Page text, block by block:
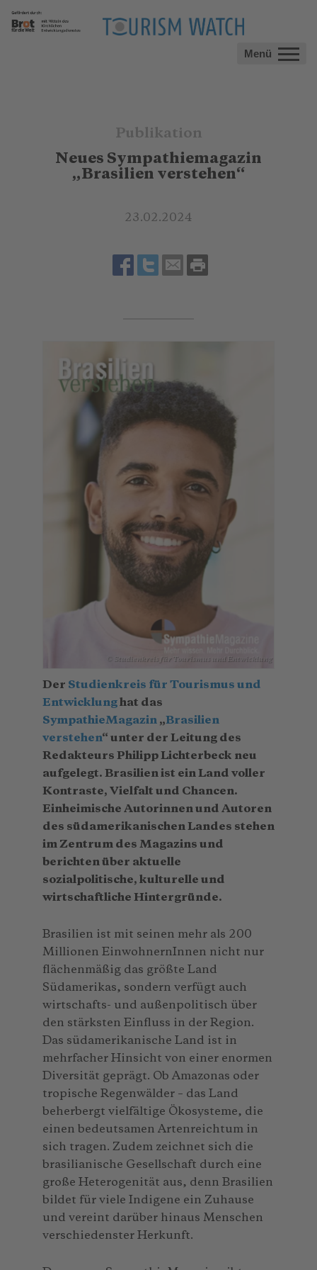
Menü
Publikation
Neues Sympathiemagazin
„Brasilien verstehen“
23.02.2024
© Studienkreis für Tourismus und Entwicklung
Der Studienkreis für Tourismus und
Entwicklunghat das
SympathieMagazin „Brasilien
verstehen“ unter der Leitung des
Redakteurs Philipp Lichterbeck neu
aufgelegt. Brasilien ist ein Land voller
Kontraste, Vielfalt und Chancen.
Einheimische Autorinnen und Autoren
des südamerikanischen Landes stehen
im Zentrum des Magazins und
berichten über aktuelle
sozialpolitische, kulturelle und
wirtschaftliche Hintergründe.
Brasilien ist mit seinen mehr als 200
Millionen EinwohnernInnen nicht nur
flächenmäßig das größte Land
Südamerikas, sondern verfügt auch
wirtschafts- und außenpolitisch über
den stärksten Einfluss in der Region.
Das südamerikanische Land ist in
mehrfacher Hinsicht von einer enormen
Diversität geprägt. Ob Amazonas oder
tropische Regenwälder – das Land
beherbergt vielfältige Ökosysteme, die
einen bedeutsamen Artenreichtum in
sich tragen. Zudem zeichnet sich die
brasilianische Gesellschaft durch eine
große Heterogenität aus, denn Brasilien
bildet für viele Indigene ein Zuhause
und vereint darüber hinaus Menschen
verschiedenster Herkunft.